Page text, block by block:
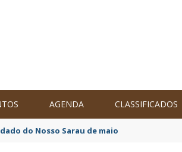
AGENDA CLASSIFICADOS
do Nosso Sarau de maio